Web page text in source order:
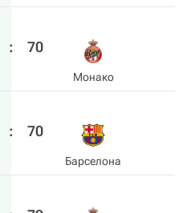
: 70
Монако
: 70
Барселона